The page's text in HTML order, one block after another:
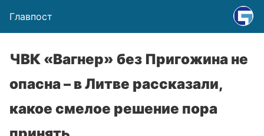
Главпост
ЧВК «Вагнер» без Пригожина не
опасна – в Литве рассказали,
какое смелое решение пора